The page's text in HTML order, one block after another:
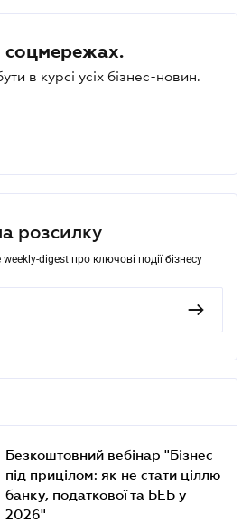
соцмережах.
в курсі усіх бізнес-новин.
розсилку
digest про ключові події бізнесу
Безкоштовний вебінар "Бізнес
під прицілом: як не стати ціллю
банку, податкової та БЕБ у
2026"